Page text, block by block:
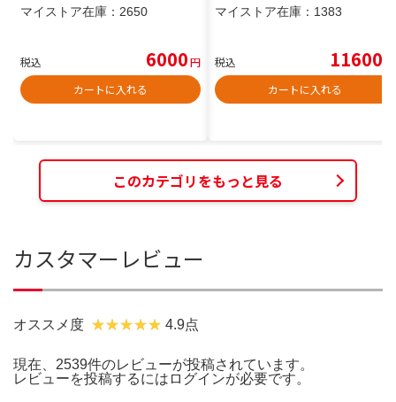
マイストア在庫： 2650
税込 6000円
カートに入れる
マイストア在庫： 1383
税込 11600
カートに入れる
このカテゴリをもっと見る
カスタマーレビュー
オススメ度 4.9点
現在、2539件のレビューが投稿されています。
レビューを投稿するには ログインが必要です。